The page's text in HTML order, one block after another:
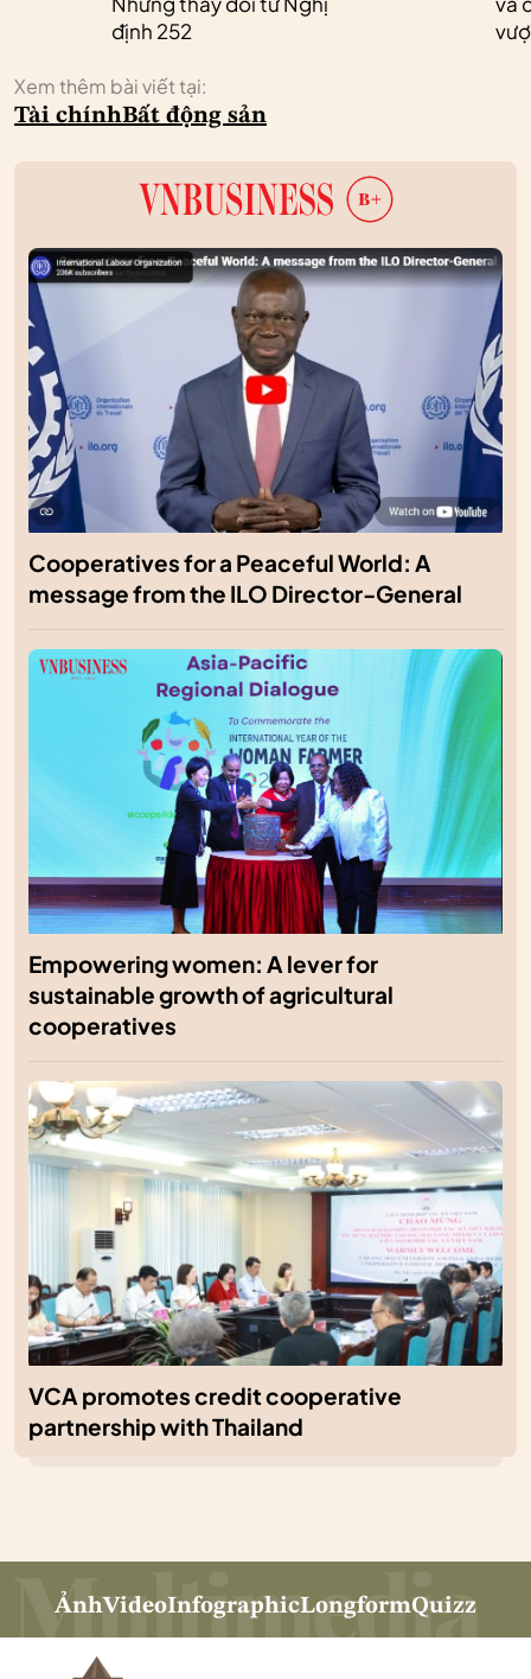
định 252
Xem thêm bài viết tại:
Tài chínhBất động sản
Cooperatives for a Peaceful World: A
message from the ILO Director-General
Empowering women: A lever for
sustainable growth of agricultural
cooperatives
VCA promotes credit cooperative
partnership with Thailand
ẢnhVideoInfographicLongformQuizz